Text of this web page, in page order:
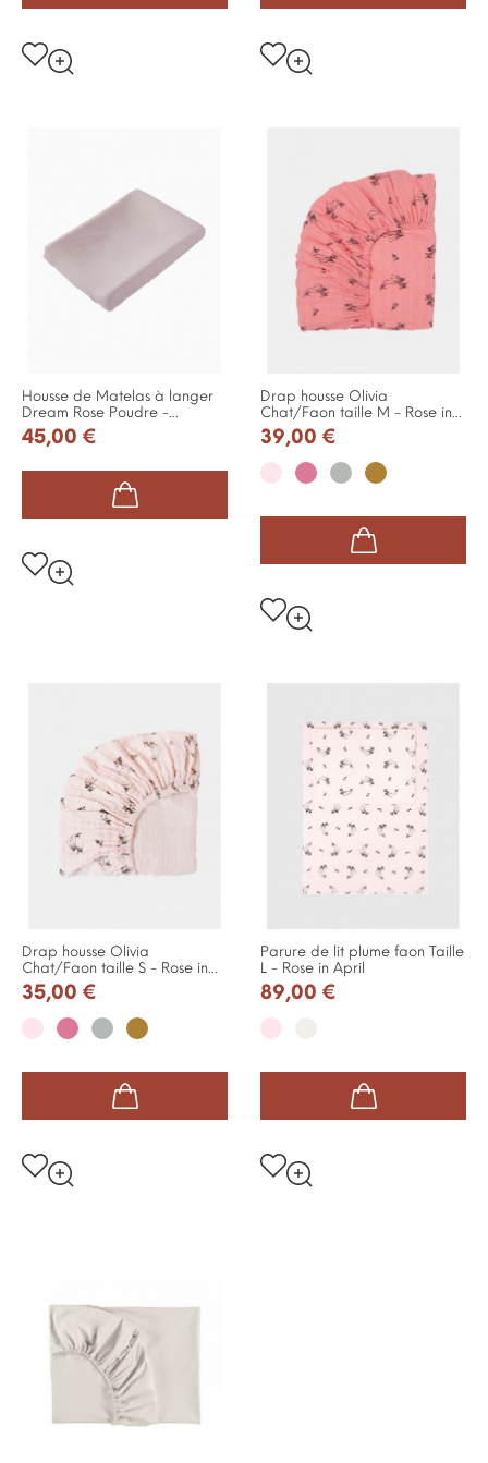
Housse de Matelas à langer
Dream Rose Poudre -...
45,00 €
Drap housse Olivia
Chat/Faon taille M - Rose in...
39,00 €
RosePinkBleuCassonade
Drap housse Olivia
Chat/Faon taille S - Rose in...
35,00 €
RosePinkBleuCassonade
Parure de lit plume faon Taille
L - Rose in April
89,00 €
Rose